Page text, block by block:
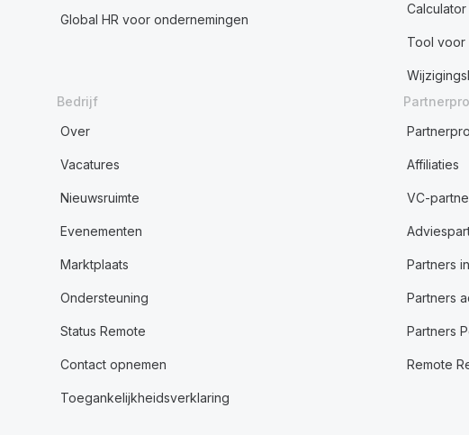
Global HR voor ondernemingen
Tool voor
Bedrijf
Over
Vacatures
Nieuwsruimte
Evenementen
Marktplaats
Ondersteuning
Status Remote
Contact opnemen
Toegankelijkheidsverklaring
Affiliaties
VC-
Partners
Partners
Partners
Remote